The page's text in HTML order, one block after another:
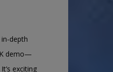
depth
demo—
exciting